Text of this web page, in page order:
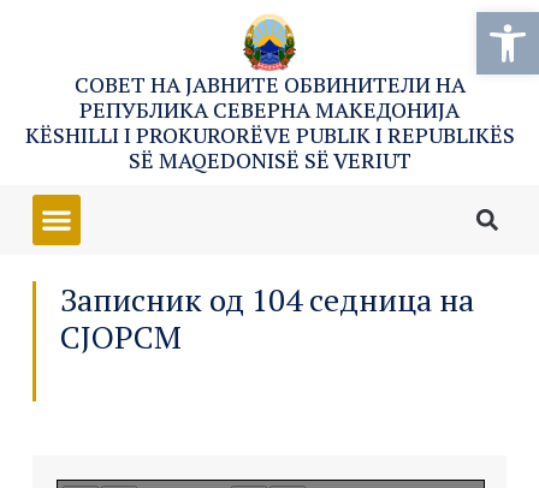
СОВЕТ НА ЈАВНИТЕ ОБВИНИТЕЛИ НА
РЕПУБЛИКА СЕВЕРНА МАКЕДОНИЈА
KËSHILLI I PROKURORËVE PUBLIK I REPUBLIKËS
SË MAQEDONISË SË VERIUT
Записник од 104 седница на
СЈОРСМ